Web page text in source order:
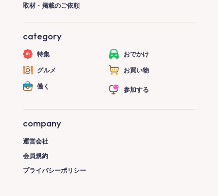
取材・掲載のご依頼
category
特集 おでかけ
グルメ お買い物
働く 参加する
company
運営会社
会員規約
プライバシーポリシー